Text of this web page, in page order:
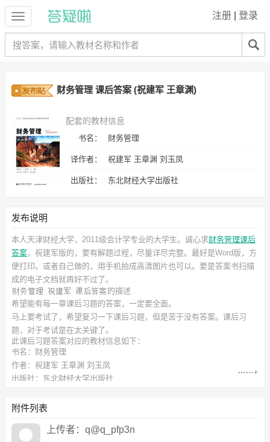
注册 登录
财务管理 课后答案 (祝建军 王章渊)
配套的教材信息
书名： 财务管理
译作者： 祝建军 王章渊 刘玉凤
出版社： 东北财经大学出版社
发布说明
本人天津财经大学，2011级会计学专业的大学生。诚心求财务管理课后
答案，祝建军版的，要有解题过程，尽量详尽完整。最好是Word版，方
便打印。或者自己做的，用手机拍成高清图片也可以。要是答案书扫描
成的电子文档就再好不过了。
的描述
希望能有每一章课后习题的答案，一定要全面。
马上要考试了，希望复习一下课后习题，但是苦于没有答案。课后习
题，对于考试是在太关键了。
此课后习题答案对应的教材信息如下：
书名：财务管理
作者：祝建军 王章渊 刘玉凤
出版社：东北财经大学出版社
附件列表
上传者：q@q_pfp3n